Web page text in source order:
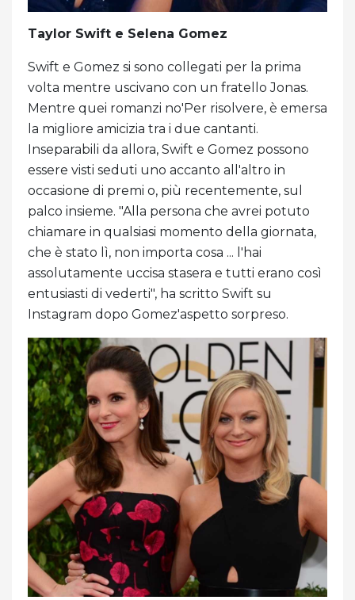
Taylor Swift e Selena Gomez
Swift e Gomez si sono collegati per la prima
volta mentre uscivano con un fratello Jonas.
Mentre quei romanzi no'Per risolvere, è emersa
la migliore amicizia tra i due cantanti.
Inseparabili da allora, Swift e Gomez possono
essere visti seduti uno accanto all'altro in
occasione di premi o, più recentemente, sul
palco insieme. "Alla persona che avrei potuto
chiamare in qualsiasi momento della giornata,
che è stato lì, non importa cosa ... l'hai
assolutamente uccisa stasera e tutti erano così
entusiasti di vederti", ha scritto Swift su
Instagram dopo Gomez'aspetto sorpreso.